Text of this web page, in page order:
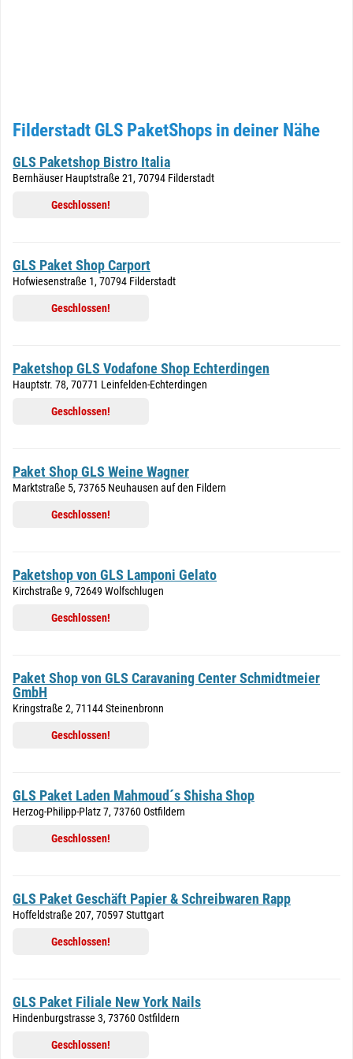
Filderstadt GLS PaketShops in deiner Nähe
GLS Paketshop Bistro Italia
Bernhäuser Hauptstraße 21, 70794 Filderstadt
Geschlossen!
GLS Paket Shop Carport
Hofwiesenstraße 1, 70794 Filderstadt
Geschlossen!
Paketshop GLS Vodafone Shop Echterdingen
Hauptstr. 78, 70771 Leinfelden-Echterdingen
Geschlossen!
Paket Shop GLS Weine Wagner
Marktstraße 5, 73765 Neuhausen auf den Fildern
Geschlossen!
Paketshop von GLS Lamponi Gelato
Kirchstraße 9, 72649 Wolfschlugen
Geschlossen!
Paket Shop von GLS Caravaning Center Schmidtmeier
GmbH
Kringstraße 2, 71144 Steinenbronn
Geschlossen!
GLS Paket Laden Mahmoud´s Shisha Shop
Herzog-Philipp-Platz 7, 73760 Ostfildern
Geschlossen!
GLS Paket Geschäft Papier & Schreibwaren Rapp
Hoffeldstraße 207, 70597 Stuttgart
Geschlossen!
GLS Paket Filiale New York Nails
Hindenburgstrasse 3, 73760 Ostfildern
Geschlossen!